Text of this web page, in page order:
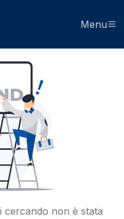
Menu
cercando non è stata